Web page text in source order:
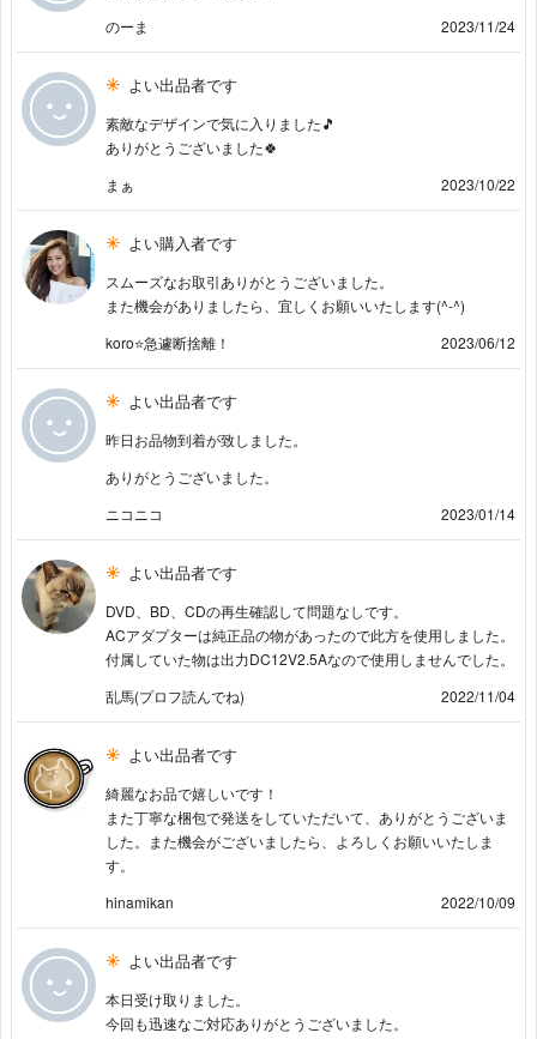
のーま
2023/11/24
よい出品者です
素敵なデザインで気に入りました🎵
ありがとうございました🍀
まぁ
2023/10/22
よい購入者です
スムーズなお取引ありがとうございました。
また機会がありましたら、宜しくお願いいたします(^-^)
koro⭐急遽断捨離！
2023/06/12
よい出品者です
昨日お品物到着が致しました。
ありがとうございました。
ニコニコ
2023/01/14
よい出品者です
DVD、BD、CDの再生確認して問題なしです。
ACアダプターは純正品の物があったので此方を使用しました。
付属していた物は出力DC12V2.5Aなので使用しませんでした。
乱馬(プロフ読んでね)
2022/11/04
よい出品者です
綺麗なお品で嬉しいです！
また丁寧な梱包で発送をしていただいて、ありがとうございま
した。また機会がございましたら、よろしくお願いいたしま
す。
hinamikan
2022/10/09
よい出品者です
本日受け取りました。
今回も迅速なご対応ありがとうございました。